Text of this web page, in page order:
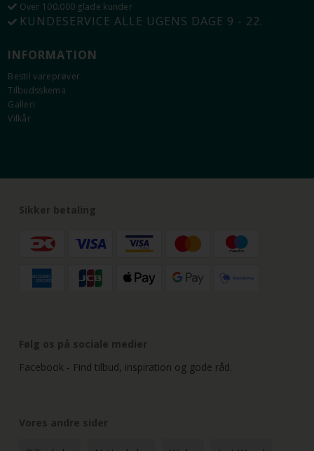
Over 100.000 glade kunder
KUNDESERVICE ALLE UGENS DAGE 9 - 22.
INFORMATION
Bestil vareprøver
Tilbudsskema
Galleri
Vilkår
Sikker betaling
Følg os på sociale medier
Facebook - Find tilbud, inspiration og gode råd.
Vores andre sider